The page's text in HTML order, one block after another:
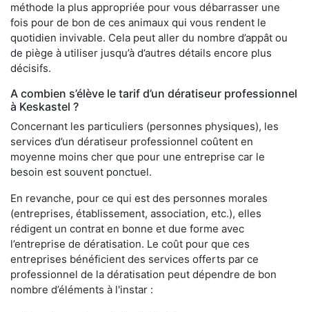
méthode la plus appropriée pour vous débarrasser une
fois pour de bon de ces animaux qui vous rendent le
quotidien invivable. Cela peut aller du nombre d’appât ou
de piège à utiliser jusqu’à d’autres détails encore plus
décisifs.
A combien s’élève le tarif d’un dératiseur professionnel
à Keskastel ?
Concernant les particuliers (personnes physiques), les
services d’un dératiseur professionnel coûtent en
moyenne moins cher que pour une entreprise car le
besoin est souvent ponctuel.
En revanche, pour ce qui est des personnes morales
(entreprises, établissement, association, etc.), elles
rédigent un contrat en bonne et due forme avec
l’entreprise de dératisation. Le coût pour que ces
entreprises bénéficient des services offerts par ce
professionnel de la dératisation peut dépendre de bon
nombre d’éléments à l'instar :